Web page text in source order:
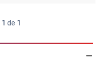
1 de 1